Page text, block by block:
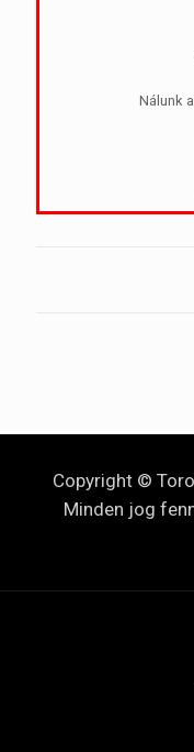
Nálunk
Copyright ©
Minden jog